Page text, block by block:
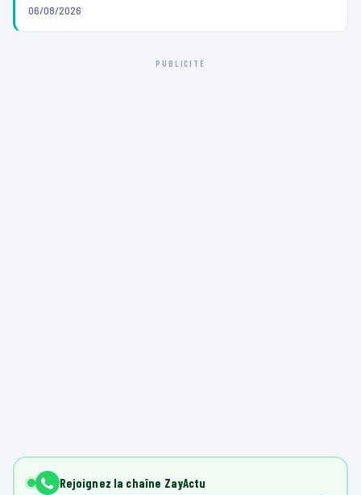
06/08/2026
PUBLICITÉ
Rejoignez la chaîne ZayActu